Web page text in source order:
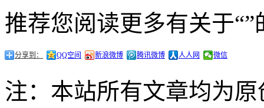
推荐您阅读更多有关于“”
分享到： QQ空间 新浪微博 腾讯微博 人人网 微信
注：本站所有文章均为